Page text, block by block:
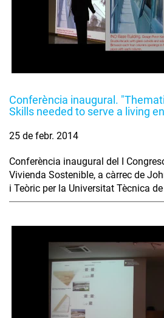
Conferència inaugural.
Skills needed to serve a living
25 de febr. 2014
Conferència inaugural del I
Vivienda Sostenible, a càrrec de
i Teòric per la Universitat Tècnica